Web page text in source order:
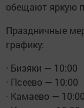
обещают яркую
Праздничные
графику:
· Бизяки — 10:00
· Псеево — 10:00
· Камаево — 10:00